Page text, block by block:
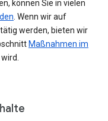
können Sie in vielen
. Wenn wir auf
werden, bieten wir
Maßnahmen im